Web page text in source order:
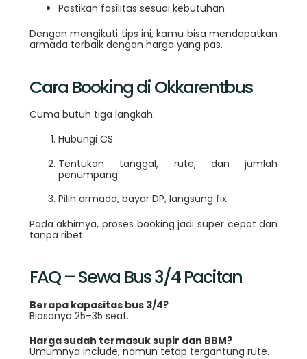
Pastikan fasilitas sesuai kebutuhan
Dengan mengikuti tips ini, kamu bisa mendapatkan
armada terbaik dengan harga yang pas.
Cara Booking di Okkarentbus
Cuma butuh tiga langkah:
Hubungi CS
Tentukan tanggal, rute, dan jumlah
penumpang
Pilih armada, bayar DP, langsung fix
Pada akhirnya, proses booking jadi super cepat dan
tanpa ribet.
FAQ – Sewa Bus 3/4 Pacitan
Berapa kapasitas bus 3/4?
Biasanya 25–35 seat.
Harga sudah termasuk supir dan BBM?
Umumnya include, namun tetap tergantung rute.